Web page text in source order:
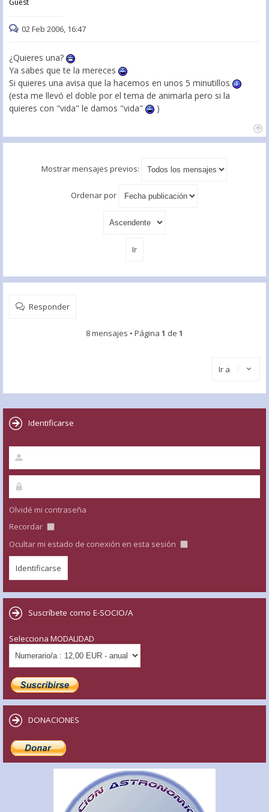
Guest
02 Feb 2006, 16:47
¿Quieres una?
Ya sabes que te la mereces
Si quieres una avisa que la hacemos en unos 5 minutillos
(esta me llevó el doble por el tema de animarla pero si la
quieres con "vida" le damos "vida"
)
Mostrar mensajes previos:
Ordenar por
Responder
8 mensajes • Página 1 de 1
Ir a
Identificarse
Olvidé mi contraseña
Recordar
Ocultar mi estado de conexión en esta sesión
Suscríbete como E-SOCIO/A
Selecciona MODALIDAD
DONACIONES